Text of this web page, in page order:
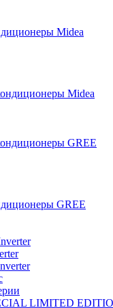
Midea
Midea
GREE
GREE
LIMITED